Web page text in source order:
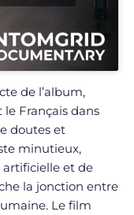
de l’album,
Français dans
doutes et
minutieux,
artificielle et de
la jonction entre
Le film